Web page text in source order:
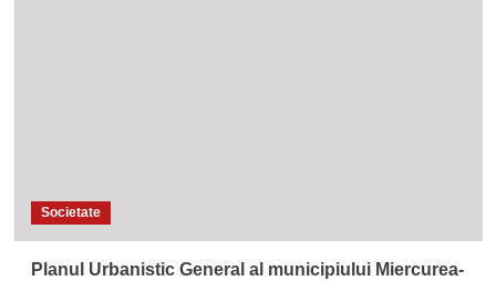
Societate
Planul Urbanistic General al municipiului Miercurea-